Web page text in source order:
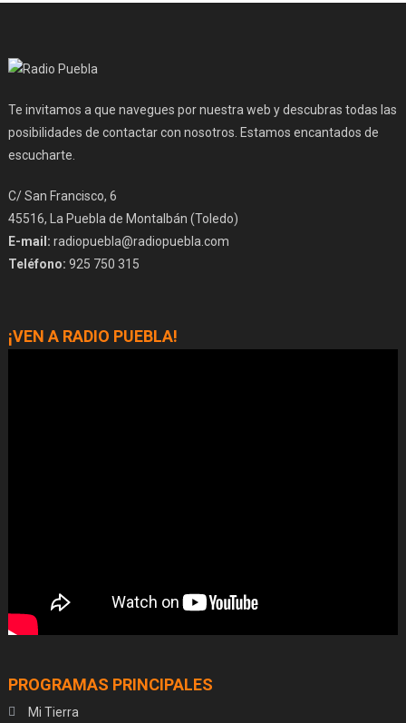
Te invitamos a que navegues por nuestra web y descubras todas las
posibilidades de contactar con nosotros. Estamos encantados de
escucharte.
C/ San Francisco, 6
45516, La Puebla de Montalbán (Toledo)
E-mail: radiopuebla@radiopuebla.com
Teléfono: 925 750 315
¡VEN A RADIO PUEBLA!
PROGRAMAS PRINCIPALES
Mi Tierra